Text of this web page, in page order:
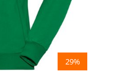
29%